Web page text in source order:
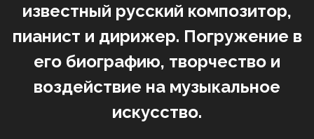
известный русский композитор,
пианист и дирижер. Погружение в
его биографию, творчество и
воздействие на музыкальное
искусство.